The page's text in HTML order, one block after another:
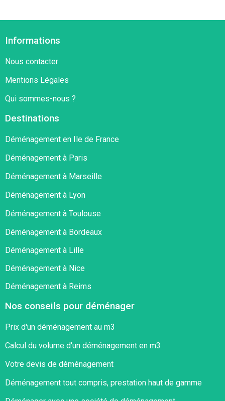
Informations
Nous contacter
Mentions Légales
Qui sommes-nous ?
Destinations
Déménagement en Ile de France
Déménagement à Paris
Déménagement à Marseille
Déménagement à Lyon
Déménagement à Toulouse
Déménagement à Bordeaux
Déménagement à Lille
Déménagement à Nice
Déménagement à Reims
Nos conseils pour déménager
Prix d'un déménagement au m3
Calcul du volume d'un déménagement en m3
Votre devis de déménagement
Déménagement tout compris, prestation haut de gamme